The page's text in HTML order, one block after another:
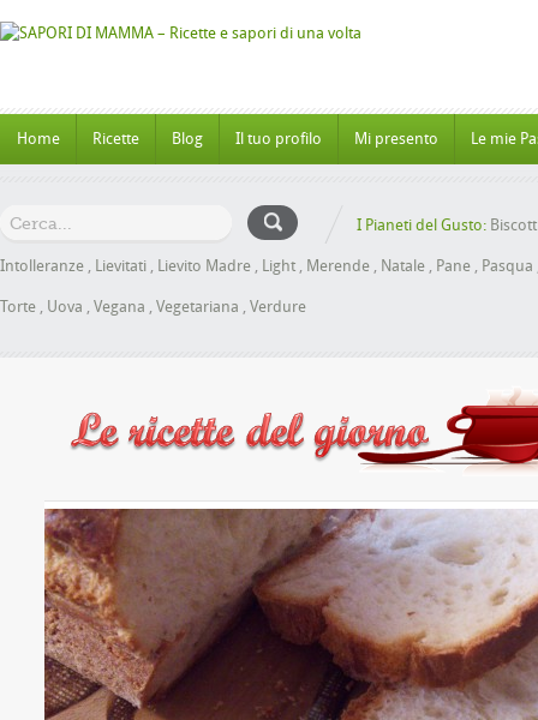
Home Ricette Blog Il tuo profilo Mi presento Le mie
I Pianeti del Gusto:
Intolleranze , Lievitati , Lievito Madre , Light , Merende , Natale , Pane , Pasqua
Torte , Uova , Vegana , Vegetariana , Verdure
Panbrioche al Miele senza
uova
Valutazione media: (0 / 5)
Oggi è domenica, quindi finita la fatica del lavoro settimanale
e delle faccende di casa, mi dedico alla mia grande passione.